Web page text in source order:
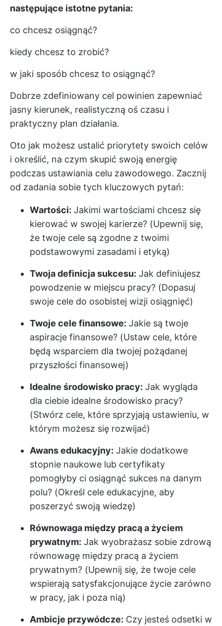
następujące istotne pytania:
co chcesz osiągnąć?
kiedy chcesz to zrobić?
w jaki sposób chcesz to osiągnąć?
Dobrze zdefiniowany cel powinien zapewniać
jasny kierunek, realistyczną oś czasu i
praktyczny plan działania.
Oto jak możesz ustalić priorytety swoich celów
i określić, na czym skupić swoją energię
podczas ustawiania celu zawodowego. Zacznij
od zadania sobie tych kluczowych pytań:
Wartości: Jakimi wartościami chcesz się
kierować w swojej karierze? (Upewnij się,
że twoje cele są zgodne z twoimi
podstawowymi zasadami i etyką)
Twoja definicja sukcesu: Jak definiujesz
powodzenie w miejscu pracy? (Dopasuj
swoje cele do osobistej wizji osiągnięć)
Twoje cele finansowe: Jakie są twoje
aspiracje finansowe? (Ustaw cele, które
będą wsparciem dla twojej pożądanej
przyszłości finansowej)
Idealne środowisko pracy: Jak wygląda
dla ciebie idealne środowisko pracy?
(Stwórz cele, które sprzyjają ustawieniu, w
którym możesz się rozwijać)
Awans edukacyjny: Jakie dodatkowe
stopnie naukowe lub certyfikaty
pomogłyby ci osiągnąć sukces na danym
polu? (Określ cele edukacyjne, aby
poszerzyć swoją wiedzę)
Równowaga między pracą a życiem
prywatnym: Jak wyobrażasz sobie zdrową
równowagę między pracą a życiem
prywatnym? (Upewnij się, że twoje cele
wspierają satysfakcjonujące życie zarówno
w pracy, jak i poza nią)
Ambicje przywódcze: Czy jesteś odsetki w